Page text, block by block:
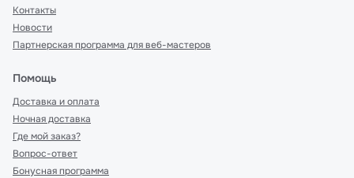
Контакты
Новости
Партнерская программа для веб-мастеров
Помощь
Доставка и оплата
Ночная доставка
Где мой заказ?
Вопрос-ответ
Бонусная программа